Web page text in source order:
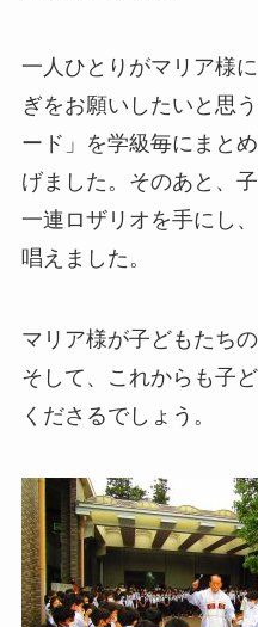
一人ひとりがマリア様
ぎをお願いしたいと思
ード」を学級毎にまと
げました。そのあと、
一連ロザリオを手にし
唱えました。
マリア様が子どもたち
そして、これからも子
くださるでしょう。